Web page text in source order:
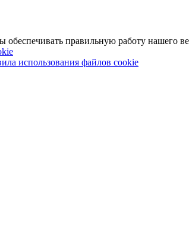
правильную работу нашего
использования файлов cookie